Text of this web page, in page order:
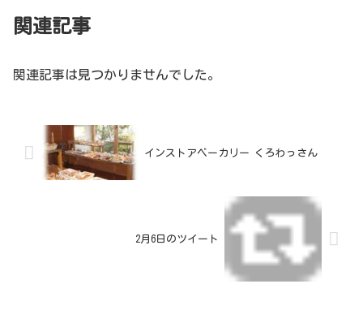
関連記事
関連記事は見つかりませんでした。
インストアベーカリー くろわっさん
2月6日のツイート